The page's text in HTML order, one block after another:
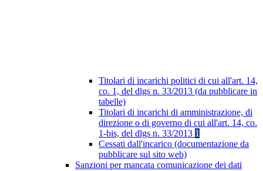
Titolari di incarichi politici di cui all'art. 14,
co. 1, del dlgs n. 33/2013 (da pubblicare in
tabelle)
Titolari di incarichi di amministrazione, di
direzione o di governo di cui all'art. 14, co.
1-bis, del dlgs n. 33/2013 1
Cessati dall'incarico (documentazione da
pubblicare sul sito web)
Sanzioni per mancata comunicazione dei dati